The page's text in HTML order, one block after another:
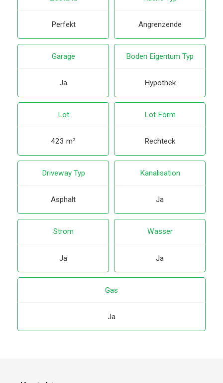
Perfekt Angrenzende
Garage
Ja
Boden Eigentum Typ
Hypothek
Lot
423 m²
Lot Form
Rechteck
Driveway Typ
Asphalt
Kanalisation
Ja
Strom
Ja
Wasser
Ja
Gas
Ja